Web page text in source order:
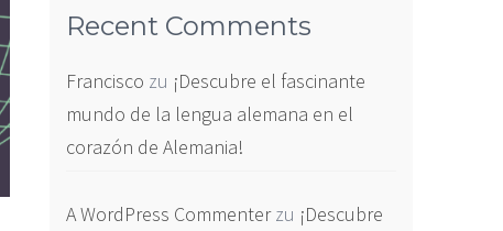
Recent Comments
Francisco zu ¡Descubre el fascinante
mundo de la lengua alemana en el
corazón de Alemania!
A WordPress Commenterzu ¡Descubre